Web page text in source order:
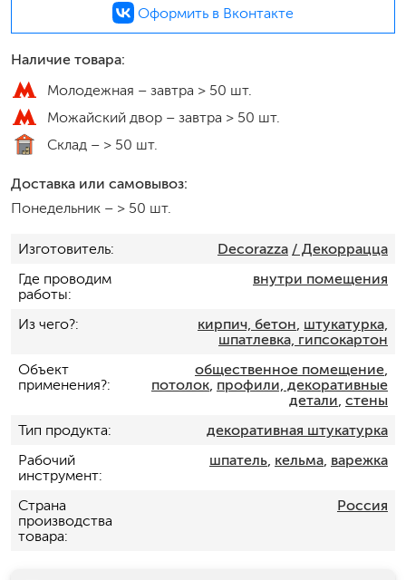
Оформить в Вконтакте
Наличие товара:
Молодежная – завтра > 50 шт.
Можайский двор – завтра > 50 шт.
Склад – > 50 шт.
Доставка или самовывоз:
Понедельник – > 50 шт.
Изготовитель Decorazza / Декоррацца
Где проводим
работы
внутри помещения
Из чего? кирпич, бетон штукатурка,
шпатлевка, гипсокартон
Объект
применения?
общественное помещение,
потолок, профили, декоративные
детали стены
Тип продукта
декоративная штукатурка
Рабочий
инструмент
шпатель, кельма, варежка
Страна
производства
товара
Россия